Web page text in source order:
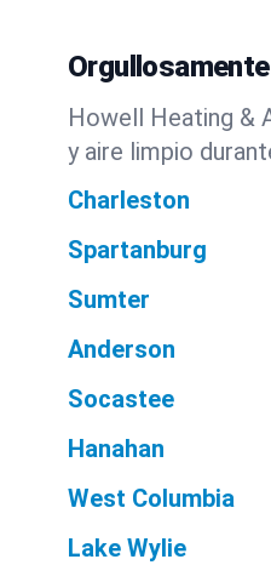
Howell Heating &
y aire limpio
Charleston
Spartanburg
Sumter
Anderson
Socastee
Hanahan
West Columbia
Lake Wylie